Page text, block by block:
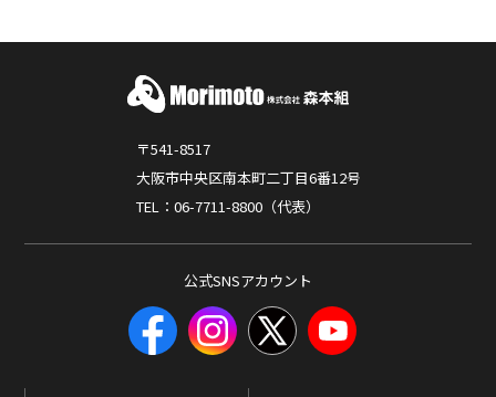
〒541-8517
大阪市中央区南本町二丁目6番12号
TEL：06-7711-8800（代表）
公式SNSアカウント